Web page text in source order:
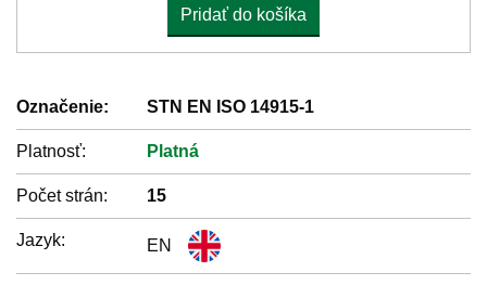
Pridať do košíka
Označenie: STN EN ISO 14915-1
Platnosť: Platná
Počet strán: 15
Jazyk: EN